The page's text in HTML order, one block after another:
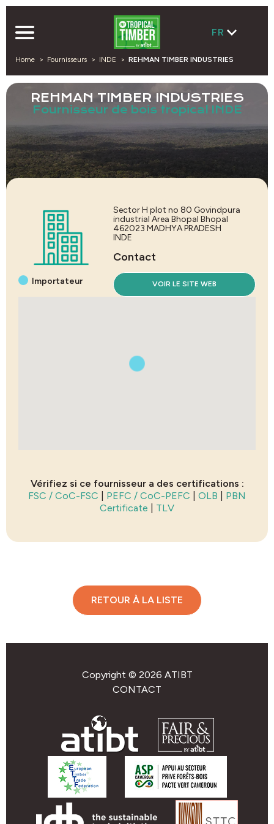
FR
Home Fournisseurs INDE REHMAN TIMBER INDUSTRIES
REHMAN TIMBER INDUSTRIES
Fournisseur de bois tropical INDE
Importateur
Sector H plot no 80 Govindpura
industrial Area Bhopal Bhopal
462023 MADHYA PRADESH
INDE
Contact
VOIR LE SITE WEB
Vérifiez si ce fournisseur a des certifications :
FSC / CoC-FSC
PEFC / CoC-PEFC OLB
PBN
Certificate
TLV
RETOUR À LA LISTE
Copyright © 2026 ATIBT
CONTACT